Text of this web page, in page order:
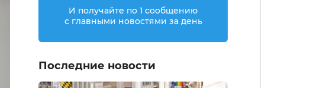
И получайте по 1 сообщению
с главными новостями за день
Последние новости